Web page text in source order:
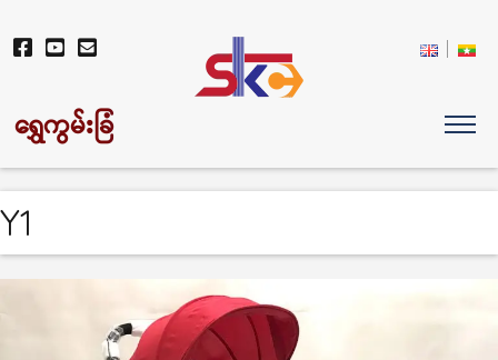
ရွှေကွမ်းခြံ
Y1